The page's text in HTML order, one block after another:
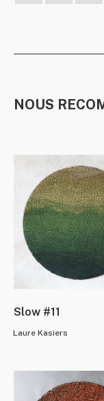
NOUS
Slow #11
Laure Kasiers